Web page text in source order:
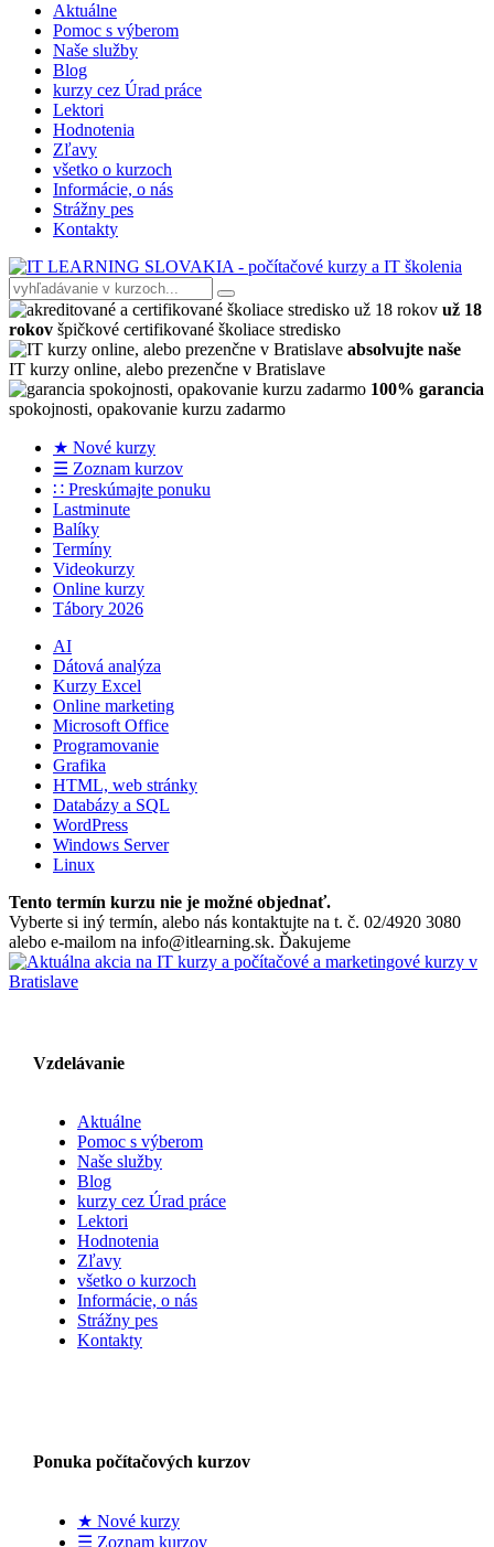
Aktuálne
Pomoc s výberom
Naše služby
Blog
kurzy cez Úrad práce
Lektori
Hodnotenia
Zľavy
všetko o kurzoch
Informácie, o nás
Strážny pes
Kontakty
už 18
rokov špičkové certifikované školiace stredisko
absolvujte naše
IT kurzy online, alebo prezenčne v Bratislave
100% garancia
spokojnosti, opakovanie kurzu zadarmo
★ Nové kurzy
☰ Zoznam kurzov
∷ Preskúmajte ponuku
Lastminute
Balíky
Termíny
Videokurzy
Online kurzy
Tábory 2026
AI
Dátová analýza
Kurzy Excel
Online marketing
Microsoft Office
Programovanie
Grafika
HTML, web stránky
Databázy a SQL
WordPress
Windows Server
Linux
Tento termín kurzu nie je možné objednať.
Vyberte si iný termín, alebo nás kontaktujte na t. č. 02/4920 3080
alebo e-mailom na info@itlearning.sk. Ďakujeme
Vzdelávanie
Aktuálne
Pomoc s výberom
Naše služby
Blog
kurzy cez Úrad práce
Lektori
Hodnotenia
Zľavy
všetko o kurzoch
Informácie, o nás
Strážny pes
Kontakty
Ponuka počítačových kurzov
★ Nové kurzy
☰ Zoznam kurzov